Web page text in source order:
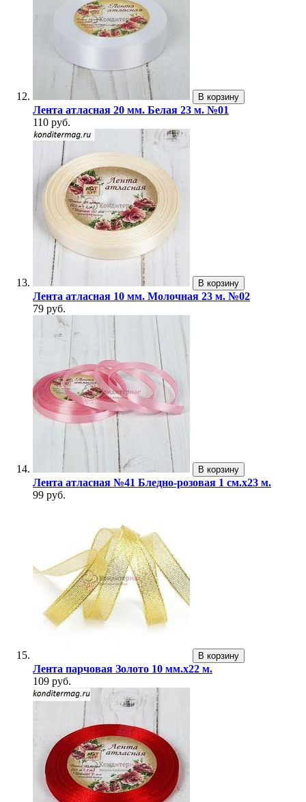
В корзину
Лента атласная 20 мм. Белая 23 м. №01
110 руб.
В корзину
Лента атласная 10 мм. Молочная 23 м. №02
79 руб.
В корзину
Лента атласная №41 Бледно-розовая 1 см.х23 м.
99 руб.
В корзину
Лента парчовая Золото 10 мм.х22 м.
109 руб.